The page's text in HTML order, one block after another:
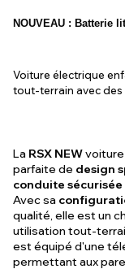
NOUVEAU : Batterie
Voiture électrique
tout-terrain avec
La RSX NEW
parfaite de design
conduite sécurisée
Avec sa
qualité, elle est un
utilisation tout-
est équipé d'une
permettant aux